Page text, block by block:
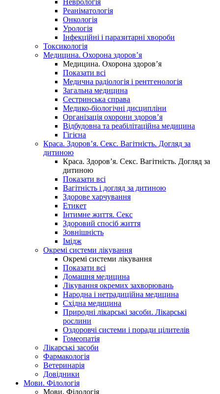
Неврологія
Реаніматологія
Онкологія
Урологія
Інфекційні і паразитарні хвороби
Токсикологія
Медицина. Охорона здоров’я
Медицина. Охорона здоров’я
Показати всі
Медична радіологія і рентгенологія
Загальна медицина
Сестринська справа
Медико-біологічні дисципліни
Організація охорони здоров’я
Відбудовна та реабілітаційна медицина
Гігієна
Краса. Здоров’я. Секс. Вагітність. Догляд за
дитиною
Краса. Здоров’я. Секс. Вагітність. Догляд за
дитиною
Показати всі
Вагітність і догляд за дитиною
Здорове харчування
Етикет
Інтимне життя. Секс
Здоровий спосіб життя
Зовнішність
Імідж
Окремі системи лікування
Окремі системи лікування
Показати всі
Домашня медицина
Лікування окремих захворювань
Народна і нетрадиційна медицина
Східна медицина
Природні лікарські засоби. Лікарські
рослини
Оздоровчі системи і поради цілителів
Гомеопатія
Лікарські засоби
Фармакологія
Ветеринарія
Довідники
Мови. Філологія
Мови. Філологія